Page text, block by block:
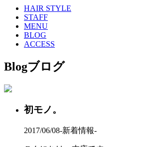
HAIR STYLE
STAFF
MENU
BLOG
ACCESS
Blogブログ
初モノ。
2017/06/08-新着情報-